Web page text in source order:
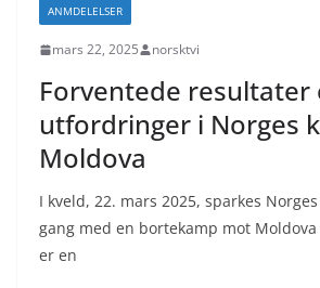
ANMDELELSER
mars 22, 2025 norsktvi
Forventede resultater
utfordringer i Norges
Moldova
I kveld, 22. mars 2025, sparkes
gang med en bortekamp mot
er en